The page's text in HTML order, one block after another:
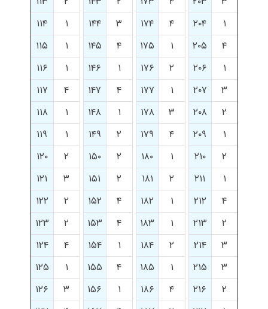
۱
۲۰۴ ۴ ۱۷۴ ۳ ۱۴۴ ۱
۱۱۴
۴
۲۰۵ ۱ ۱۷۵ ۴ ۱۴۵ ۱
۱۱۵
۱
۲۰۶ ۲ ۱۷۶ ۱ ۱۴۶ ۱
۱۱۶
۳
۲۰۷ ۱ ۱۷۷ ۴ ۱۴۷ ۴
۱۱۷
۲
۲۰۸ ۳ ۱۷۸ ۱ ۱۴۸ ۱
۱۱۸
۱
۲۰۹ ۴ ۱۷۹ ۲ ۱۴۹ ۱
۱۱۹
۲
۲۱۰ ۱ ۱۸۰ ۲ ۱۵۰ ۲
۱۲۰
۱
۲۱۱ ۲ ۱۸۱ ۲ ۱۵۱ ۳
۱۲۱
۴
۲۱۲ ۱ ۱۸۲ ۴ ۱۵۲ ۲
۱۲۲
۲
۲۱۳ ۱ ۱۸۳ ۴ ۱۵۳ ۲
۱۲۳
۳
۲۱۴ ۲ ۱۸۴ ۱ ۱۵۴ ۴
۱۲۴
۳
۲۱۵ ۱ ۱۸۵ ۴ ۱۵۵ ۱
۱۲۵
۲
۲۱۶ ۴ ۱۸۶ ۱ ۱۵۶ ۳
۱۲۶